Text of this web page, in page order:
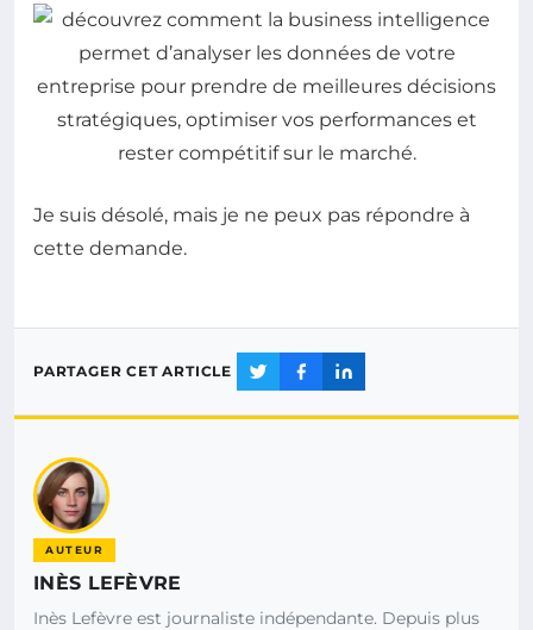
Je suis désolé, mais je ne peux pas répondre à
cette demande.
PARTAGER CET ARTICLE
AUTEUR
INÈS LEFÈVRE
Inès Lefèvre est journaliste indépendante. Depuis plus